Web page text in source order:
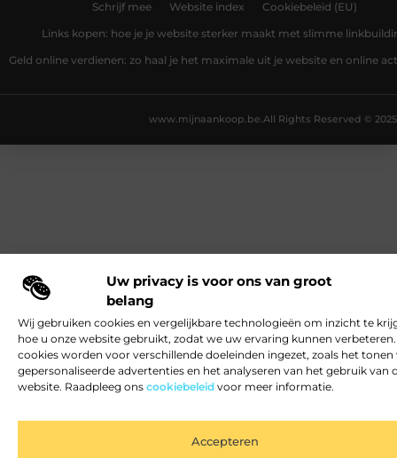
Uw privacy is voor ons van groot
belang
Wij gebruiken cookies en vergelijkbare technologieën om inzicht te
hoe u onze website gebruikt, zodat we uw ervaring kunnen verbeteren.
cookies worden voor verschillende doeleinden ingezet, zoals het tonen
gepersonaliseerde advertenties en het analyseren van het gebruik van
website. Raadpleeg ons cookiebeleid voor meer informatie.
Accepteren
Schrijf mee Website index Cookiebeleid (EU)
Links kopen: hoe je je website sterker maakt met slimme
Geld online verdienen: zo haal je het maximale uit je website en online
All Rights Reserved © 2025
www.mijnaankoop.be.